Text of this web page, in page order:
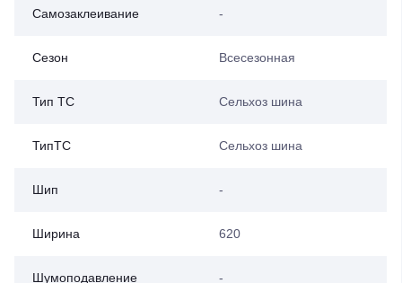
Самозаклеивание -
Сезон Всесезонная
Тип ТС Сельхоз шина
ТипТС Сельхоз шина
Шип -
Ширина 620
Шумоподавление -